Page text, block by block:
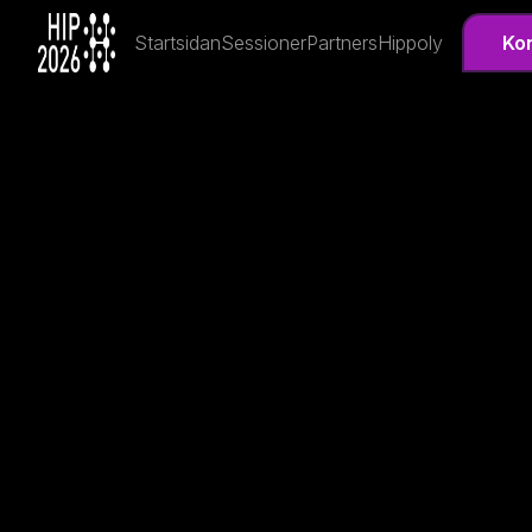
StartsidanSessionerPartnersHippoly